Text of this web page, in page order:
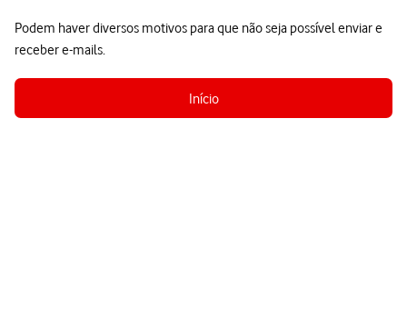
Podem haver diversos motivos para que não seja possível enviar e
receber e-mails.
Início